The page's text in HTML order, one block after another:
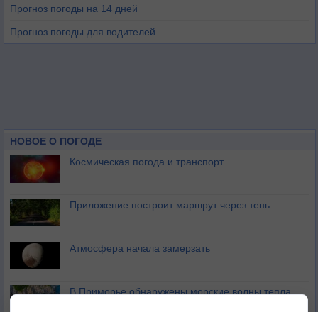
Прогноз погоды на 14 дней
Прогноз погоды для водителей
НОВОЕ О ПОГОДЕ
Космическая погода и транспорт
Приложение построит маршрут через тень
Атмосфера начала замерзать
В Приморье обнаружены морские волны тепла